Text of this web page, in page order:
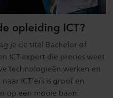
opleiding ICT?
je de titel Bachelor of
ICT-expert die precies weet
technologieën werken en
ICT’ers is groot en
op een mooie baan.